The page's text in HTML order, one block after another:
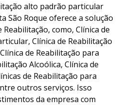
alto padrão particular
São Roque oferece a solução
como, Clínica de
Clínica de Reabilitação
de Reabilitação para
Alcoólica, Clínica de
de Reabilitação para
outros serviços. Isso
da empresa com